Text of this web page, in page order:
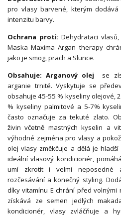
pro vlasy barvené, kterým
intenzitu barvy.
Ochrana proti: Dehydrataci
Maska Maxima Argan therapy
jako je smog, prach a Slunce.
Obsahuje:Arganový olej se
arganie trnité. Vyskytuje se
obsahuje 45-55 % kyseliny olejové,
% kyseliny palmitové a 5-7%
často označuje za tekuté zlato.
živin včetně mastných kyselin a
výhodné zejména pro vlasy a
olej vlasy změkčuje a dělá je
ideální vlasový kondicionér,
umí zkrotit i velmi neposedné
rozčesávání a konečný styling.
díky vitamínu E chrání před volnými
získává ze semen jedlých
kondicionér, vlasy zvláčňuje a